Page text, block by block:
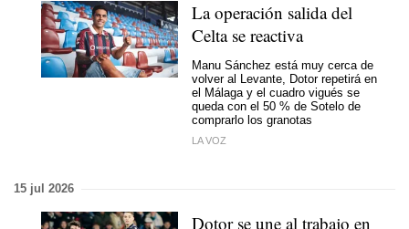
La operación salida del
Celta se reactiva
Manu Sánchez está muy cerca de
volver al Levante, Dotor repetirá en
el Málaga y el cuadro vigués se
queda con el 50 % de Sotelo de
comprarlo los granotas
LA VOZ
15 jul 2026
Dotor se une al trabajo en